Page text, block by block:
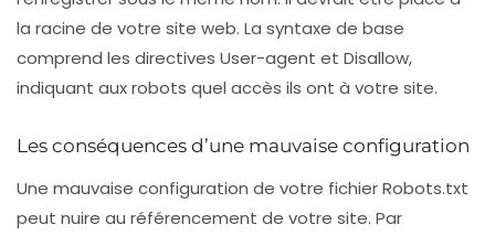
la racine de votre site web. La syntaxe de base
comprend les directives User-agent et Disallow,
indiquant aux robots quel accès ils ont à votre site.
Les conséquences d’une mauvaise configuration
Une mauvaise configuration de votre fichierRobots.txt
peut nuire au référencement de votre site. Par